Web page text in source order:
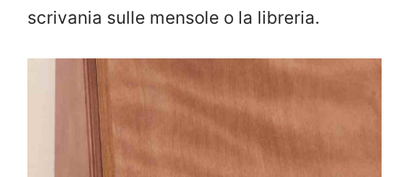
scrivania sulle mensole o la libreria.